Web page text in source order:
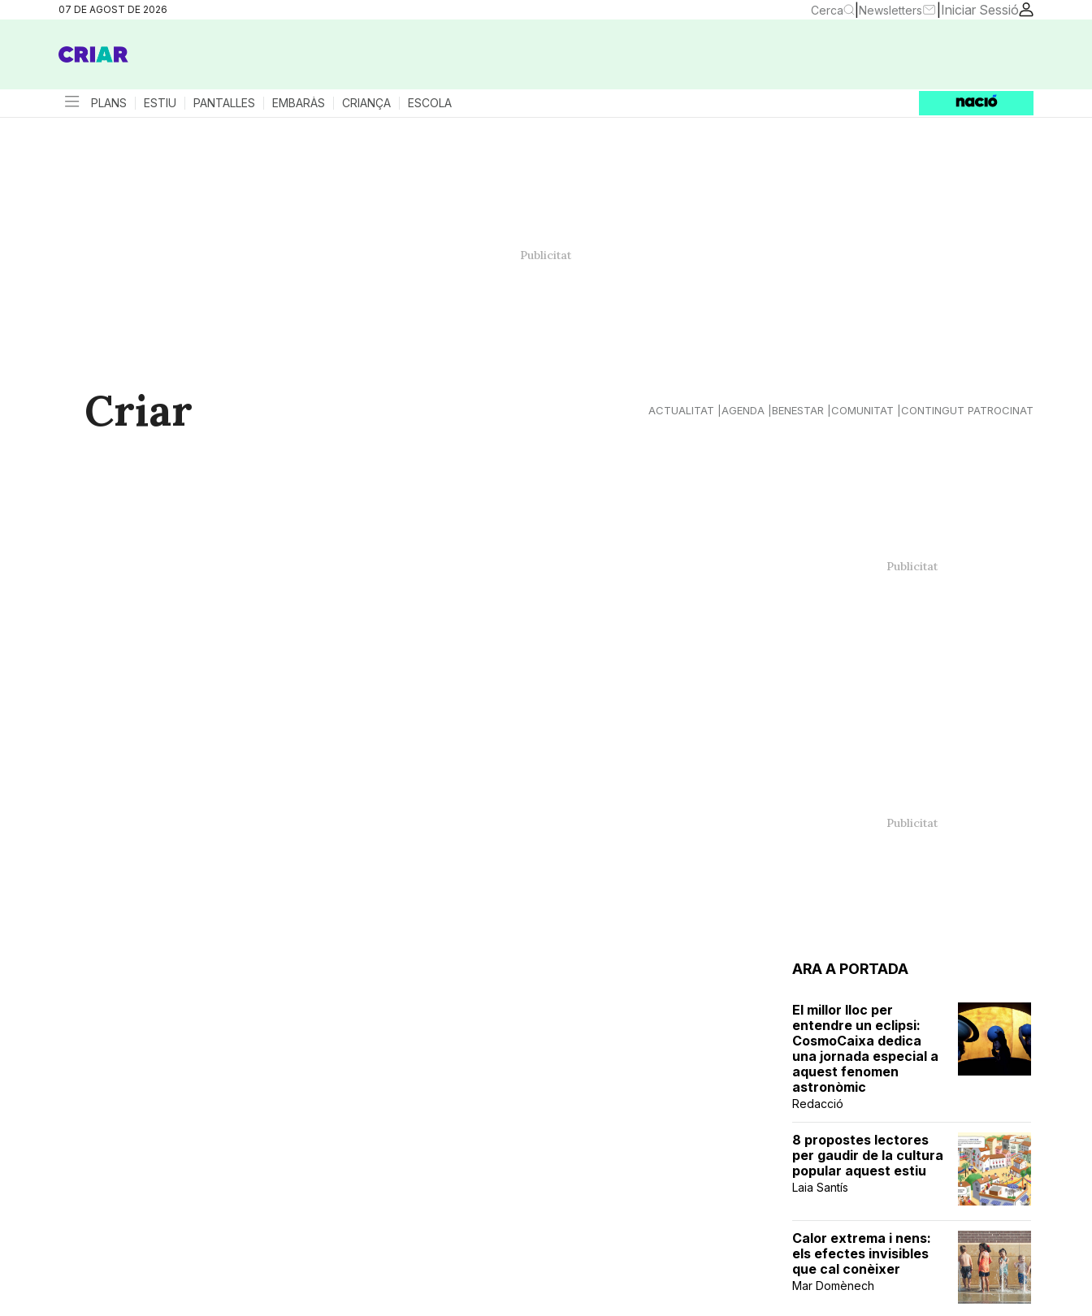
07 DE AGOST DE 2026 Cerca Newsletters Iniciar Sessió
PLANS ESTIU PANTALLES EMBARÀS CRIANÇA ESCOLA
Criar ACTUALITAT AGENDA BENESTAR COMUNITAT CONTINGUT PATROCINAT
ARA A PORTADA
El millor lloc per
entendre un eclipsi:
CosmoCaixa dedica
una jornada especial a
aquest fenomen
astronòmic
Redacció
8 propostes lectores
per gaudir de la cultura
popular aquest estiu
Laia Santís
Calor extrema i nens:
els efectes invisibles
que cal conèixer
Mar Domènech